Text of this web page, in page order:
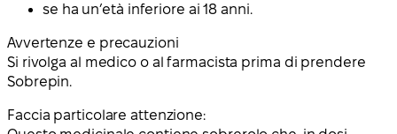
se ha un’età inferiore ai 18 anni.
Avvertenze e precauzioni
Si rivolga al medico o al farmacista prima di prendere
Sobrepin.
Faccia particolare attenzione: